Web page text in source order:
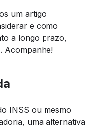
um artigo
e como
a longo prazo,
Acompanhe!
INSS ou mesmo
uma alternativa